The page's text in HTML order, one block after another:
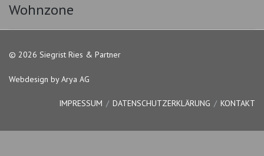
Wohnzone
© 2026 Siegrist Ries & Partner
Webdesign by Arya AG
IMPRESSUM DATENSCHUTZERKLÄRUNG KONTAKT